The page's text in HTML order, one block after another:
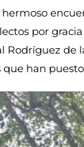
por
Rodríguez de
han